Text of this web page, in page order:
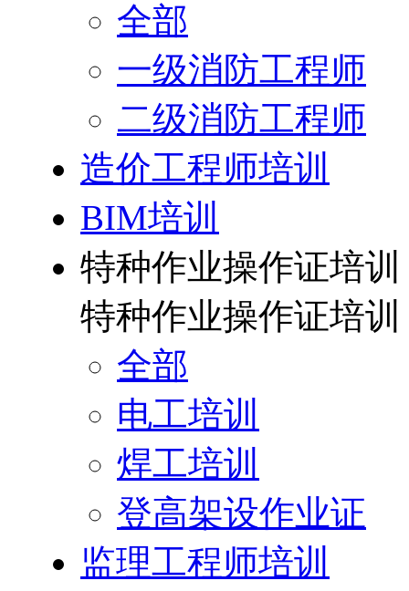
全部
一级消防工程师
二级消防工程师
造价工程师培训
BIM培训
特种作业操作证培训
特种作业操作证培训
全部
电工培训
焊工培训
登高架设作业证
监理工程师培训